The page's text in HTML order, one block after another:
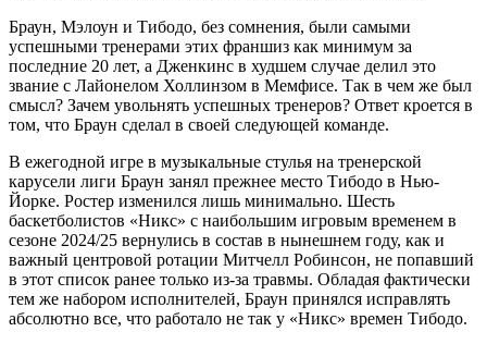
Браун, Мэлоун и Тибодо, без сомнения, были самыми
успешными тренерами этих франшиз как минимум за
последние 20 лет, а Дженкинс в худшем случае делил это
звание с Лайонелом Холлинзом в Мемфисе. Так в чем же был
смысл? Зачем увольнять успешных тренеров? Ответ кроется в
том, что Браун сделал в своей следующей команде.
В ежегодной игре в музыкальные стулья на тренерской
карусели лиги Браун занял прежнее место Тибодо в Нью-
Йорке. Ростер изменился лишь минимально. Шесть
баскетболистов «Никс» с наибольшим игровым временем в
сезоне 2024/25 вернулись в состав в нынешнем году, как и
важный центровой ротации Митчелл Робинсон, не попавший
в этот список ранее только из-за травмы. Обладая фактически
тем же набором исполнителей, Браун принялся исправлять
абсолютно все, что работало не так у «Никс» времен Тибодо.